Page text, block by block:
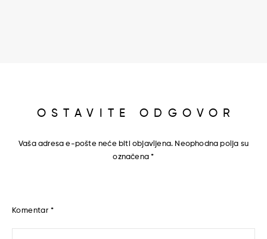
OSTAVITE ODGOVOR
Vaša adresa e-pošte neće biti objavljena. Neophodna polja su
označena*
Komentar *